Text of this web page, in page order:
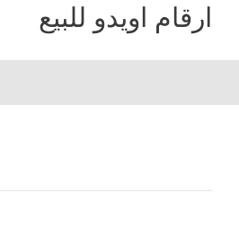
ارقام اويدو للبيع